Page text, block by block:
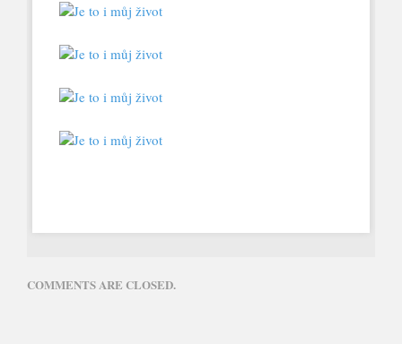
COMMENTS ARE CLOSED.